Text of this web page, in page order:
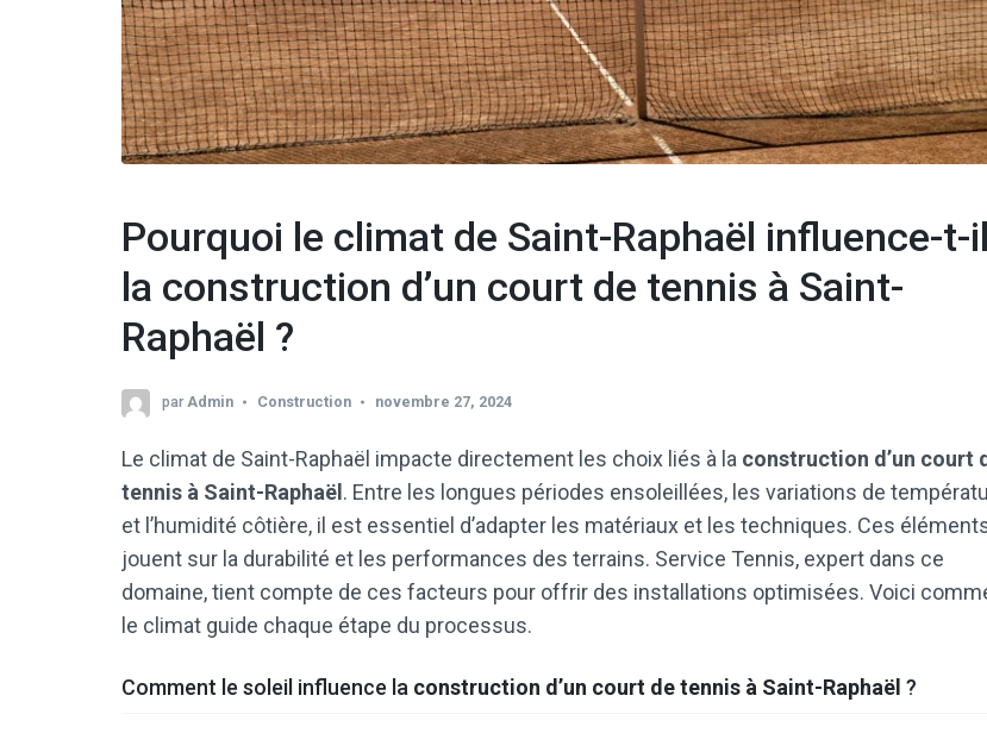
Pourquoi le climat de Saint-Raphaël influence-t-il
la construction d’un court de tennis à Saint-
Raphaël ?
parAdmin Construction novembre 27, 2024
Le climat de Saint-Raphaël impacte directement les choix liés à la construction d’un court
tennis à Saint-Raphaël . Entre les longues périodes ensoleillées, les variations de
et l’humidité côtière, il est essentiel d’adapter les matériaux et les techniques. Ces
jouent sur la durabilité et les performances des terrains. Service Tennis, expert dans ce
domaine, tient compte de ces facteurs pour offrir des installations optimisées. Voici
le climat guide chaque étape du processus.
Comment le soleil influence la construction d’un court de tennis à Saint-Raphaël ?